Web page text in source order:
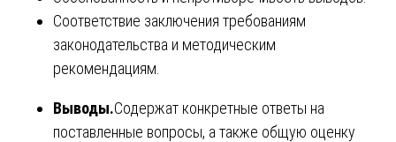
Соответствие заключения требованиям
законодательства и методическим
рекомендациям.
Выводы.Содержат конкретные ответы на
поставленные вопросы, а также общую оценку